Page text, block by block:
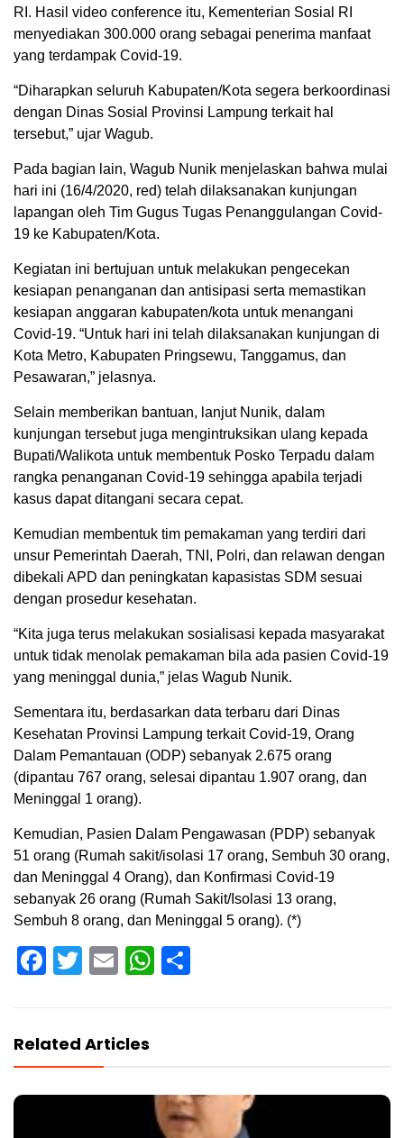
RI. Hasil video conference itu, Kementerian Sosial RI
menyediakan 300.000 orang sebagai penerima manfaat
yang terdampak Covid-19.
“Diharapkan seluruh Kabupaten/Kota segera berkoordinasi
dengan Dinas Sosial Provinsi Lampung terkait hal
tersebut,” ujar Wagub.
Pada bagian lain, Wagub Nunik menjelaskan bahwa mulai
hari ini (16/4/2020, red) telah dilaksanakan kunjungan
lapangan oleh Tim Gugus Tugas Penanggulangan Covid-
19 ke Kabupaten/Kota.
Kegiatan ini bertujuan untuk melakukan pengecekan
kesiapan penanganan dan antisipasi serta memastikan
kesiapan anggaran kabupaten/kota untuk menangani
Covid-19. “Untuk hari ini telah dilaksanakan kunjungan di
Kota Metro, Kabupaten Pringsewu, Tanggamus, dan
Pesawaran,” jelasnya.
Selain memberikan bantuan, lanjut Nunik, dalam
kunjungan tersebut juga mengintruksikan ulang kepada
Bupati/Walikota untuk membentuk Posko Terpadu dalam
rangka penanganan Covid-19 sehingga apabila terjadi
kasus dapat ditangani secara cepat.
Kemudian membentuk tim pemakaman yang terdiri dari
unsur Pemerintah Daerah, TNI, Polri, dan relawan dengan
dibekali APD dan peningkatan kapasistas SDM sesuai
dengan prosedur kesehatan.
“Kita juga terus melakukan sosialisasi kepada masyarakat
untuk tidak menolak pemakaman bila ada pasien Covid-19
yang meninggal dunia,” jelas Wagub Nunik.
Sementara itu, berdasarkan data terbaru dari Dinas
Kesehatan Provinsi Lampung terkait Covid-19, Orang
Dalam Pemantauan (ODP) sebanyak 2.675 orang
(dipantau 767 orang, selesai dipantau 1.907 orang, dan
Meninggal 1 orang).
Kemudian, Pasien Dalam Pengawasan (PDP) sebanyak
51 orang (Rumah sakit/isolasi 17 orang, Sembuh 30 orang,
dan Meninggal 4 Orang), dan Konfirmasi Covid-19
sebanyak 26 orang (Rumah Sakit/Isolasi 13 orang,
Sembuh 8 orang, dan Meninggal 5 orang). (*)
Facebook
Twitter
EmailWhatsApp
Related Articles